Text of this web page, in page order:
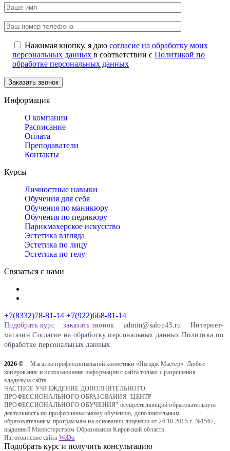
Нажимая кнопку, я даю согласие на обработку моих
персональных данных в соответствии с Политикой по
обработке персональных данных
Информация
О компании
Расписание
Оплата
Преподаватели
Контакты
Курсы
Личностные навыки
Обучения для себя
Обучения по маникюру
Обучения по педикюру
Парикмахерское искусство
Эстетика взгляда
Эстетика по лицу
Эстетика по телу
Связаться с нами
+7(8332)78-81-14 +7(922)668-81-14
Подобрать курс заказать звонок admin@salon43.ru
Интернет-
магазинCогласие на обработку персональных данныхПолитика по
обработке персональных данных
2026 ©
Магазин профессиональной косметики «Имидж Мастер». Любое
копирование и использование информации с сайта только с разрешения
владельца сайта
ЧАСТНОЕ УЧРЕЖДЕНИЕ ДОПОЛНИТЕЛЬНОГО
ПРОФЕССИОНАЛЬНОГО ОБРАЗОВАНИЯ "ЦЕНТР
ПРОФЕССИОНАЛЬНОГО ОБУЧЕНИЯ" осуществляющий образовательную
деятельность по профессиональному обучению, дополнительным
образовательным программам на основании лицензии от 26.10.2015 г. №1567,
выданной Министерством Образования Кировской области.
Изготовление сайта WeDo
Подобрать курс и получить консультацию